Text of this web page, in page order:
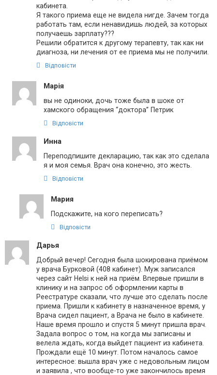
кабинета.
Я такого приема еще не видела нигде. Зачем тогда
работать там, если ненавидишь людей, за которых
получаешь зарплату???
Решили обратится к другому терапевту, так как ни
диагноза, ни лечения от ее приема мы не получили.
Відповісти
Марія
вы не одиноки, дочь тоже была в шоке от
хамского обращения “доктора” Петрик
Відповісти
Инна
Переподпишите декларацию, так как это сделала
я и моя семья. Врач она конечно, это жесть.
Відповісти
Мария
Подскажите, на кого переписать?
Відповісти
Дарья
Добрый вечер! Сегодня была шокирована приёмом
у врача Бурковой (408 кабинет). Муж записался
через сайт Helsi к ней на приём. Впервые пришли в
клинику и на запрос об оформлении карты в
Реестратуре сказали, что лучше это сделать после
приема. Пришли к кабинету в назначенное время, у
Врача сидел пациент, а Врача не было в кабинете.
Наше время прошло и спустя 5 минут пришла врач.
Задала вопрос о том, на когда мы записаны и
велела ждать, когда выйдет пациент из кабинета.
Прождали ещё 10 минут. Потом началось самое
интересное: вышла врач уже с недовольным лицом
и заявила , что вообще-то уже закончилось время